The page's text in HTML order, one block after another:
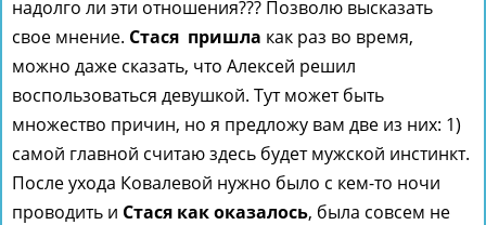
надолго ли эти отношения??? Позволю высказать
свое мнение. Стася пришла как раз во время,
можно даже сказать, что Алексей решил
воспользоваться девушкой. Тут может быть
множество причин, но я предложу вам две из них: 1)
самой главной считаю здесь будет мужской инстинкт.
После ухода Ковалевой нужно было с кем-то ночи
проводить и Стася как оказалось, была совсем не